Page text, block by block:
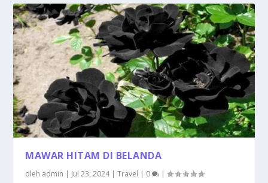
MAWAR HITAM DI BELANDA
oleh admin | Jul 23, 2024|Travel | 0 |